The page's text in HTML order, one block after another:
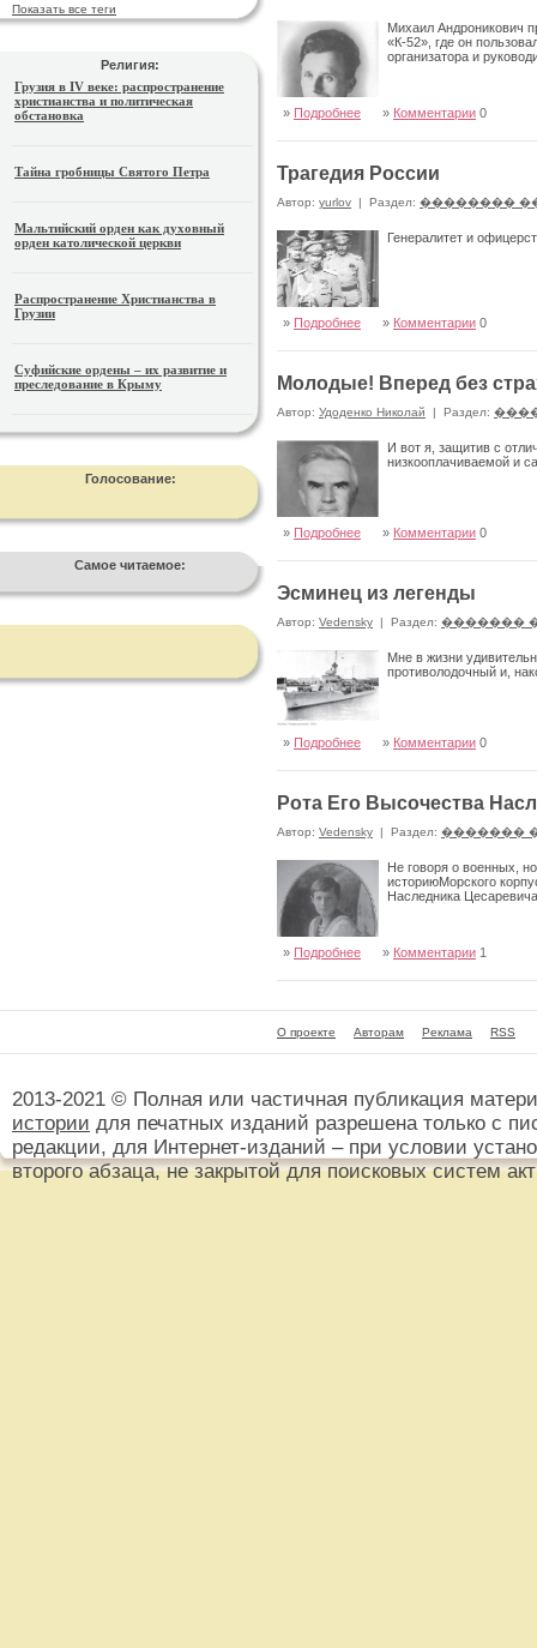
Показать все теги
Религия:
Грузия в IV веке: распространение
христианства и политическая
обстановка
Тайна гробницы Святого Петра
Мальтийский орден как духовный
орден католической церкви
Распространение Христианства в
Грузии
Суфийские ордены – их развитие и
преследование в Крыму
Голосование:
Самое читаемое:
Михаил Андроникович
«К-52», где он
организатора и
» Подробнее » Комментарии 0
Трагедия России
Автор: yurlov | Раздел: ��������
Генералитет и
» Подробнее » Комментарии 0
Молодые! Вперед без
Автор: Удоденко Николай | Раздел:
И вот я, защитив с
низкооплачиваемой и
» Подробнее » Комментарии 0
Эсминец из легенды
Автор: Vedensky | Раздел: �������
Мне в жизни
противолодочный и,
» Подробнее » Комментарии 0
Рота Его Высочества
Автор: Vedensky | Раздел: �������
Не говоря о военных,
историюМорского
Наследника
» Подробнее » Комментарии 1
О проекте Авторам Реклама RSS
2013-2021 © Полная или частичная публикация
истории для печатных изданий разрешена только с
редакции, для Интернет-изданий – при условии
второго абзаца, не закрытой для поисковых систем